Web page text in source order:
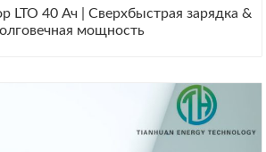
LTO 40 Ач | Сверхбыстрая зарядка &
мощность